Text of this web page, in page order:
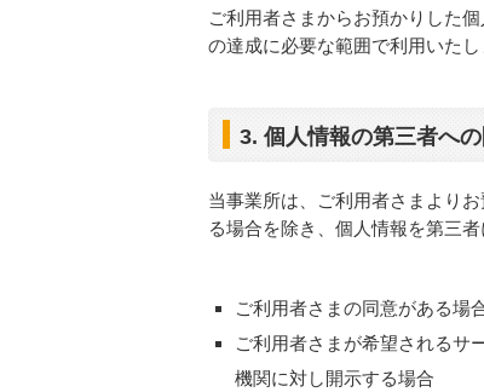
ご利用者さまからお預かりした
の達成に必要な範囲で利用いたし
3. 個人情報の第三者へ
当事業所は、ご利用者さまより
る場合を除き、個人情報を第三者
ご利用者さまの同意がある場
ご利用者さまが希望されるサ
機関に対し開示する場合